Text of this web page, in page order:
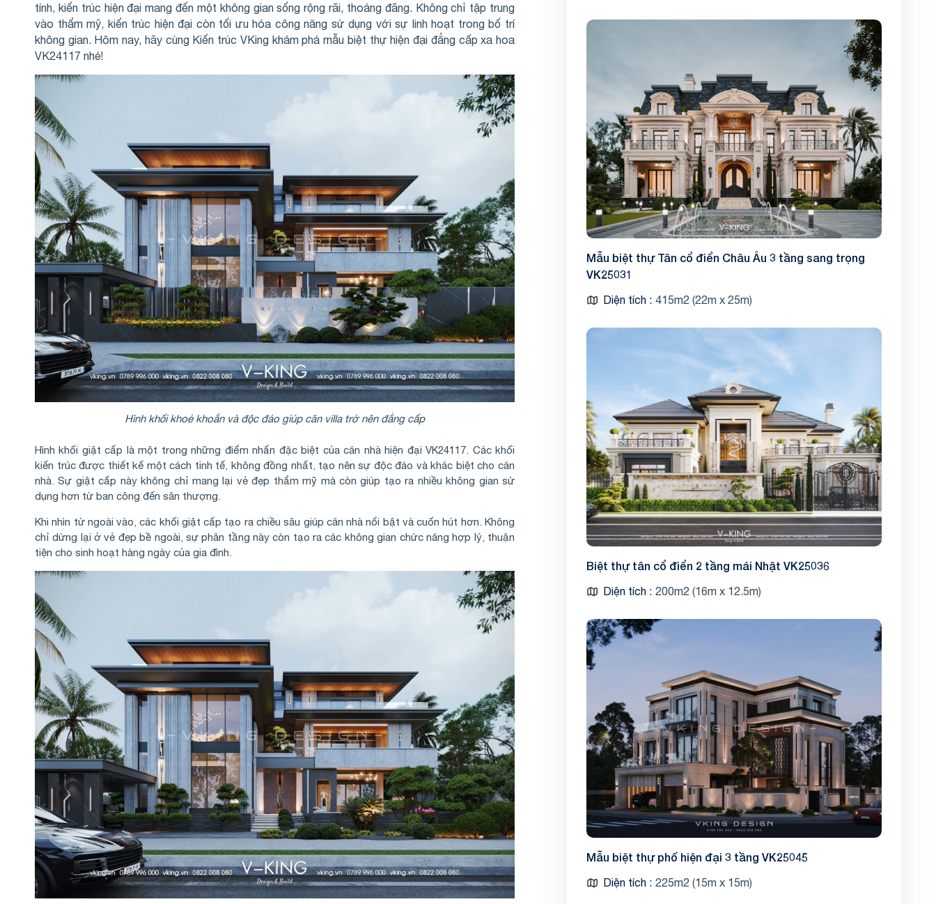
Share
tính, kiến trúc hiện đại mang đến một không gian sống rộng rãi, thoáng đãng. Không chỉ tập trung
vào thẩm mỹ, kiến trúc hiện đại còn tối ưu hóa công năng sử dụng với sự linh hoạt trong bố trí
không gian. Hôm nay, hãy cùng Kiến trúc VKing khám phá mẫu biệt thự hiện đại đẳng cấp xa hoa
VK24117 nhé!
Hình khối khoẻ khoắn và độc đáo giúp căn villa trở nên đẳng cấp
Hình khối giật cấp là một trong những điểm nhấn đặc biệt của căn nhà hiện đại VK24117. Các khối
kiến trúc được thiết kế một cách tinh tế, không đồng nhất, tạo nên sự độc đáo và khác biệt cho căn
nhà. Sự giật cấp này không chỉ mang lại vẻ đẹp thẩm mỹ mà còn giúp tạo ra nhiều không gian sử
dụng hơn từ ban công đến sân thượng.
Khi nhìn từ ngoài vào, các khối giật cấp tạo ra chiều sâu giúp căn nhà nổi bật và cuốn hút hơn. Không
chỉ dừng lại ở vẻ đẹp bề ngoài, sự phân tầng này còn tạo ra các không gian chức năng hợp lý, thuận
tiện cho sinh hoạt hàng ngày của gia đình.
Mẫu biệt thự Tân cổ điển Châu Âu 3 tầng sang trọng
VK25031
Diện tích 415m2 (22m x 25m)
Biệt thự tân cổ điển 2 tầng mái Nhật VK25036
Diện tích 200m2 (16m x 12.5m)
Mẫu biệt thự phố hiện đại 3 tầng VK25045
Diện tích 225m2 (15m x 15m)